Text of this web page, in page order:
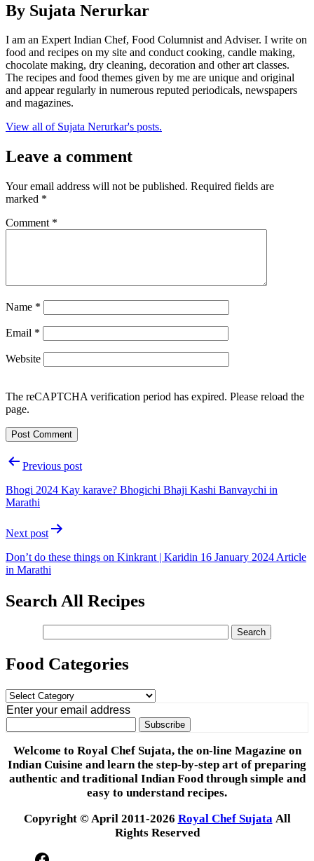
By Sujata Nerurkar
I am an Expert Indian Chef, Food Columnist and Adviser. I write on
food and recipes on my site and conduct cooking, candle making,
chocolate making, dry cleaning, decoration and other art classes.
The recipes and food themes given by me are unique and original
and appear regularly in numerous reputed periodicals, newspapers
and magazines.
View all of Sujata Nerurkar's posts.
Leave a comment
Your email address will not be published. Required fields are
marked *
Comment *
Name *
Email *
Website
The reCAPTCHA verification period has expired. Please reload the
page.
PostPrevious post
Bhogi 2024 Kay karave? Bhogichi Bhaji Kashi Banvaychi in
Marathi
Next post
Don’t do these things on Kinkrant | Karidin 16 January 2024 Article
in Marathi
Search All Recipes
Food Categories
Food
Categories
Enter your email address
Welcome to Royal Chef Sujata, the on-line Magazine on
Indian Cuisine and learn the step-by-step art of preparing
authentic and traditional Indian Food through simple and
easy to understand recipes.
Copyright © April 2011-2026 Royal Chef Sujata All
Rights Reserved